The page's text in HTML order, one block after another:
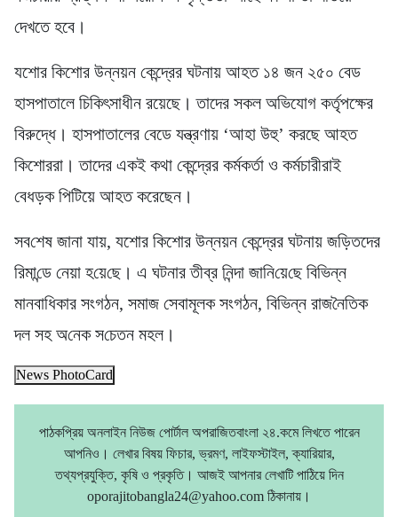
দেখতে হবে।
যশোর কিশোর উন্নয়ন কেন্দ্রের ঘটনায় আহত ১৪ জন ২৫০ বেড
হাসপাতালে চিকিৎসাধীন রয়েছে। তাদের সকল অভিযোগ কর্তৃপক্ষের
বিরুদ্ধে। হাসপাতালের বেডে যন্ত্রণায় ‘আহা উহু’ করছে আহত
কিশোররা। তাদের একই কথা কেন্দ্রের কর্মকর্তা ও কর্মচারীরাই
বেধড়ক পিটিয়ে আহত করেছেন।
সব‌শেষ জানা যায়, যশোর কিশোর উন্নয়ন কেন্দ্রের ঘটনায় জ‌ড়িতদের
রিমা‌ন্ডে নেয়া হ‌য়ে‌ছে। এ ঘটনার তীব্র নিন্দা জা‌নি‌য়ে‌ছে বি‌ভিন্ন
মানবা‌ধিকার সংগঠন, সমাজ সেবামূলক সংগঠন, বি‌ভিন্ন রাজ‌নৈ‌তিক
দল সহ অ‌নেক স‌চেতন মহল।
News PhotoCard
পাঠকপ্রিয় অনলাইন নিউজ পোর্টাল অপরাজিতবাংলা ২৪.কমে লিখতে পারেন
আপনিও। লেখার বিষয় ফিচার, ভ্রমণ, লাইফস্টাইল, ক্যারিয়ার,
তথ্যপ্রযুক্তি, কৃষি ও প্রকৃতি। আজই আপনার লেখাটি পাঠিয়ে দিন
oporajitobangla24@yahoo.com ঠিকানায়।